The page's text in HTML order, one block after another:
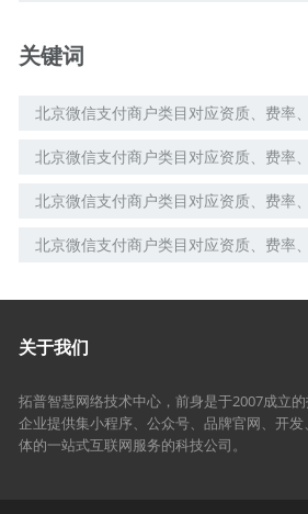
关键词
北京微信支付商户类目对应资质、费率
北京微信支付商户类目对应资质、费率
北京微信支付商户类目对应资质、费率
北京微信支付商户类目对应资质、费率
关于我们
拓普智慧网络技术中心，前身是于2007成立
企业提供集小程序、公众号、品牌官网、开
体的一站式互联网服务的科技公司。